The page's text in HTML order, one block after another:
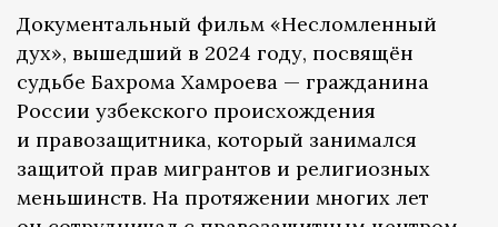
Документальный фильм «Несломленный
дух», вышедший в 2024 году, посвящён
судьбе Бахрома Хамроева — гражданина
России узбекского происхождения
и правозащитника, который занимался
защитой прав мигрантов и религиозных
меньшинств. На протяжении многих лет